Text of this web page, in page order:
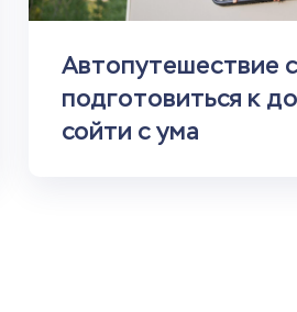
Автопутешествие
подготовиться к
сойти с ума